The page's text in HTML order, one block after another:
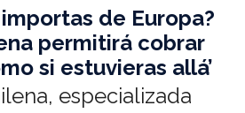
de Europa?
permitirá cobrar
si estuvieras allá’
especializada